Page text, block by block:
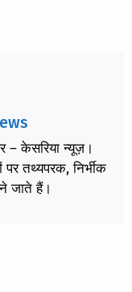
– केसरिया न्यूज़।
तथ्यपरक, निर्भीक
जाते हैं।